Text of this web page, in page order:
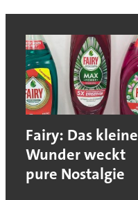
Fairy: Das kleine
Wunder weckt
pure Nostalgie